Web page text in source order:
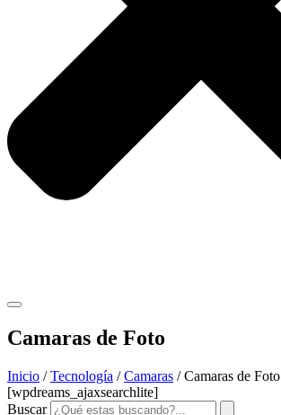
Camaras de Foto
Inicio /Tecnología /Camaras / Camaras de Foto
[wpdreams_ajaxsearchlite]
Buscar